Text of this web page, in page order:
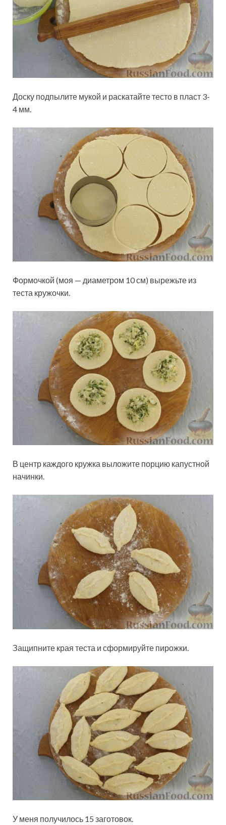
Доску подпылите мукой и раскатайте тесто в пласт 3-
4 мм.
Формочкой (моя — диаметром 10 см) вырежьте из
теста кружочки.
В центр каждого кружка выложите порцию капустной
начинки.
Защипните края теста и сформируйте пирожки.
У меня получилось 15 заготовок.